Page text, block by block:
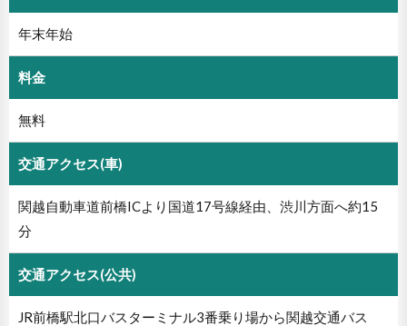
年末年始
料金
無料
交通アクセス(車)
関越自動車道前橋ICより国道17号線経由、渋川方面へ約15
分
交通アクセス(公共)
JR前橋駅北口バスターミナル3番乗り場から関越交通バス